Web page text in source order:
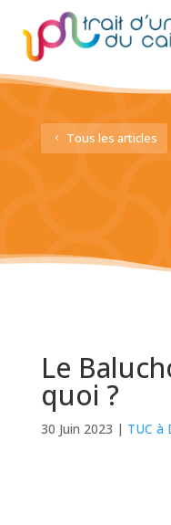
Tous les articles
Le
quoi ?
30 Juin 2023 | TUC à